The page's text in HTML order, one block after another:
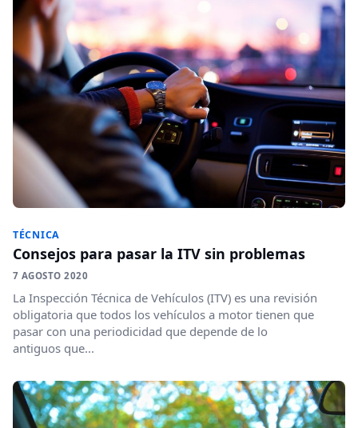
TÉCNICA
Consejos para pasar la ITV sin problemas
7 AGOSTO 2020
La Inspección Técnica de Vehículos (ITV) es una revisión
obligatoria que todos los vehículos a motor tienen que
pasar con una periodicidad que depende de lo
antiguos que...